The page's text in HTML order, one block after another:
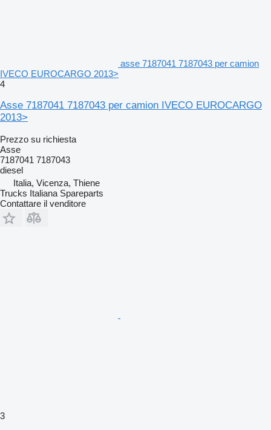
asse 7187041 7187043 per camion
IVECO EUROCARGO 2013>
4
Asse 7187041 7187043 per camion IVECO EUROCARGO
2013>
Prezzo su richiesta
Asse
7187041 7187043
diesel
Italia, Vicenza, Thiene
Trucks Italiana Spareparts
Contattare il venditore
3